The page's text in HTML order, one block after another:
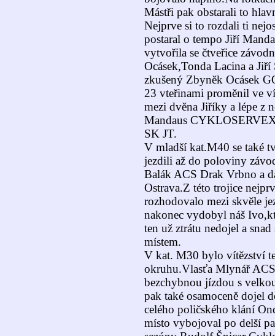
Mástři pak obstarali to
Nejprve si to rozdali ti
postaral o tempo Jiří
vytvořila se čtveřice
Ocásek,Tonda Lacina a
zkušený Zbyněk Ocásek
23 vteřinami proměnil ve
mezi dvěna Jiříky a lépe z
Mandaus
SK JT.
V mladší kat.M40 se také
jezdili až do poloviny
Balák ACS Drak Vrbno a
Ostrava.Z této trojice
rozhodovalo mezi skvěle
nakonec vydobyl náš
ten už ztrátu nedojel a
místem.
V kat. M30 bylo vítězství
okruhu.Vlasťa Mlynář
bezchybnou jízdou s
pak také osamoceně dojel
celého poličského klání
místo vybojoval po delší